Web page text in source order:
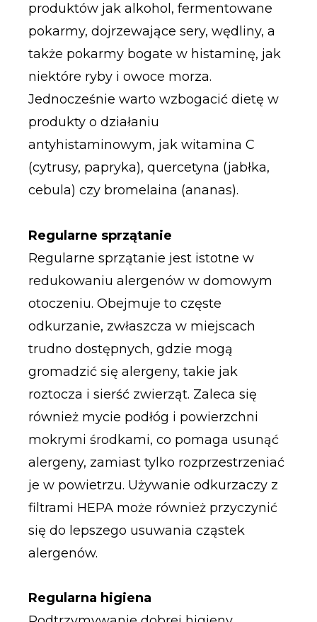
produktów jak alkohol, fermentowane
pokarmy, dojrzewające sery, wędliny, a
także pokarmy bogate w histaminę, jak
niektóre ryby i owoce morza.
Jednocześnie warto wzbogacić dietę w
produkty o działaniu
antyhistaminowym, jak witamina C
(cytrusy, papryka), quercetyna (jabłka,
cebula) czy bromelaina (ananas).
Regularne sprzątanie
Regularne sprzątanie jest istotne w
redukowaniu alergenów w domowym
otoczeniu. Obejmuje to częste
odkurzanie, zwłaszcza w miejscach
trudno dostępnych, gdzie mogą
gromadzić się alergeny, takie jak
roztocza i sierść zwierząt. Zaleca się
również mycie podłóg i powierzchni
mokrymi środkami, co pomaga usunąć
alergeny, zamiast tylko rozprzestrzeniać
je w powietrzu. Używanie odkurzaczy z
filtrami HEPA może również przyczynić
się do lepszego usuwania cząstek
alergenów.
Regularna higiena